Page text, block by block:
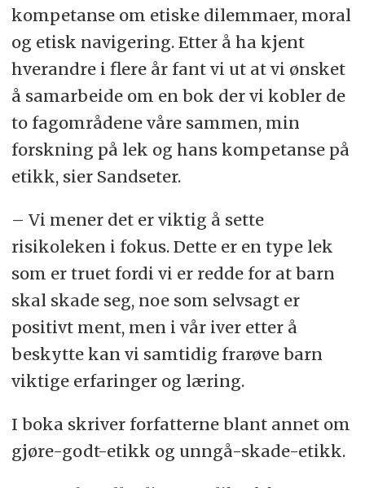
kompetanse om etiske dilemmaer, moral
og etisk navigering. Etter å ha kjent
hverandre i flere år fant vi ut at vi ønsket
å samarbeide om en bok der vi kobler de
to fagområdene våre sammen, min
forskning på lek og hans kompetanse på
etikk, sier Sandseter.
– Vi mener det er viktig å sette
risikoleken i fokus. Dette er en type lek
som er truet fordi vi er redde for at barn
skal skade seg, noe som selvsagt er
positivt ment, men i vår iver etter å
beskytte kan vi samtidig frarøve barn
viktige erfaringer og læring.
I boka skriver forfatterne blant annet om
gjøre-godt-etikk og unngå-skade-etikk.